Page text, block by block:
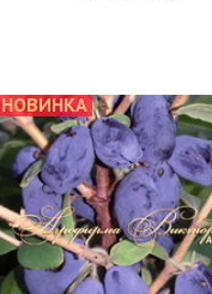
НОВИНКА